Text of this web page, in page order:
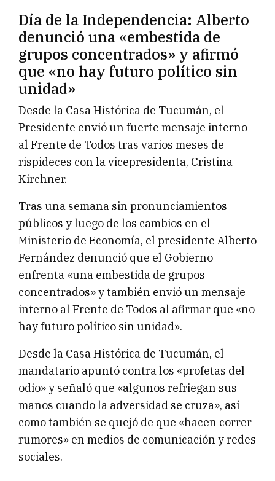
Día de la Independencia: Alberto
denunció una «embestida de
grupos concentrados» y afirmó
que «no hay futuro político sin
unidad»
Desde la Casa Histórica de Tucumán, el
Presidente envió un fuerte mensaje interno
al Frente de Todos tras varios meses de
rispideces con la vicepresidenta, Cristina
Kirchner.
Tras una semana sin pronunciamientos
públicos y luego de los cambios en el
Ministerio de Economía, el presidente Alberto
Fernández denunció que el Gobierno
enfrenta «una embestida de grupos
concentrados» y también envió un mensaje
interno al Frente de Todos al afirmar que «no
hay futuro político sin unidad».
Desde la Casa Histórica de Tucumán, el
mandatario apuntó contra los «profetas del
odio» y señaló que «algunos refriegan sus
manos cuando la adversidad se cruza», así
como también se quejó de que «hacen correr
rumores» en medios de comunicación y redes
sociales.